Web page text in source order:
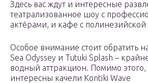
Здесь вас ждут и интересные
театрализованное шоу с
актёрами, и кафе с полинезийской
Особое внимание стоит обратить
Sea Odyssey и Tutuki Splash –
водный аттракцион. Помимо этого,
интересны качели Kontiki Wave